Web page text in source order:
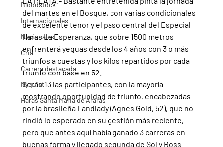
Bloodstock
Internacionales
Nacionales
Cria
Carrera destacada
Nyquist
Haras Santa Maria de Araras
del martes en el Bosque, con varias condicionales
de excelente tenor y el paso central del Especial
Haras La Esperanza, que sobre 1500 metros
enfrenterá yeguas desde los 4 años con 3 o más
triunfos a cuestas y los kilos repartidos por cada
triunfo con base en 52.
Serán 13 las participantes, con la mayoría
mostrando oportunidad de triunfo, encabezadas
por la brasileña Landlady (Agnes Gold, 52), que no
rindió lo esperado en su gestión más reciente,
pero que antes aquí había ganado 3 carreras en
buenas forma y llegado segunda de Sol y Boss